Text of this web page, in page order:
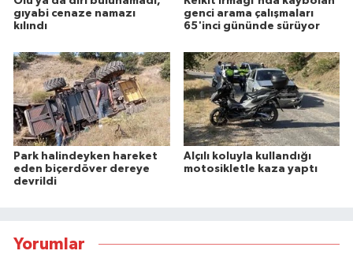
gıyabi cenaze namazı
kılındı
genci arama çalışmaları
65'inci gününde sürüyor
Park halindeyken hareket
eden biçerdöver dereye
devrildi
Alçılı koluyla kullandığı
motosikletle kaza yaptı
Yorumlar